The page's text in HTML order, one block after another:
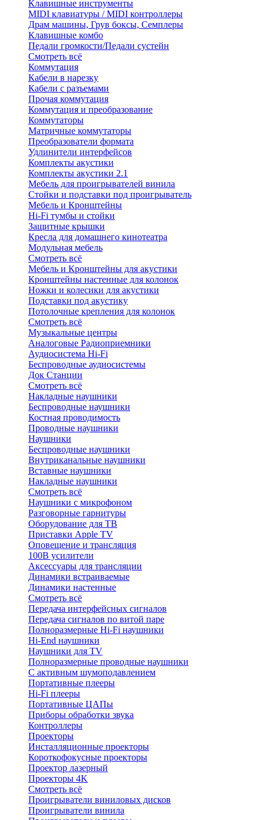
Клавишные инструменты
MIDI клавиатуры / MIDI контроллеры
Драм машины, Грув боксы, Семплеры
Клавишные комбо
Педали громкости/Педали сустейн
Смотреть всё
Коммутация
Кабели в нарезку
Кабели с разъемами
Прочая коммутация
Коммутация и преобразование
Коммутаторы
Матричные коммутаторы
Преобразователи формата
Удлинители интерфейсов
Комплекты акустики
Комплекты акустики 2.1
Мебель для проигрывателей винила
Стойки и подставки под проигрыватель
Мебель и Кронштейны
Hi-Fi тумбы и стойки
Защитные крышки
Кресла для домашнего кинотеатра
Модульная мебель
Смотреть всё
Мебель и Кронштейны для акустики
Кронштейны настенные для колонок
Ножки и колесики для акустики
Подставки под акустику
Потолочные крепления для колонок
Смотреть всё
Музыкальные центры
Аналоговые Радиоприемники
Аудиосистема Hi-Fi
Беспроводные аудиосистемы
Док Станции
Смотреть всё
Накладные наушники
Беспроводные наушники
Костная проводимость
Проводные наушники
Наушники
Беспроводные наушники
Внутриканальные наушники
Вставные наушники
Накладные наушники
Смотреть всё
Наушники с микрофоном
Разговорные гарнитуры
Оборудование для ТВ
Приставки Apple TV
Оповещение и трансляция
100В усилители
Аксессуары для трансляции
Динамики встраиваемые
Динамики настенные
Смотреть всё
Передача интерфейсных сигналов
Передача сигналов по витой паре
Полноразмерные Hi-Fi наушники
Hi-End наушники
Наушники для TV
Полноразмерные проводные наушники
С активным шумоподавлением
Портативные плееры
Hi-Fi плееры
Портативные ЦАПы
Приборы обработки звука
Контроллеры
Проекторы
Инсталляционные проекторы
Короткофокусные проекторы
Проектор лазерный
Проекторы 4K
Смотреть всё
Проигрыватели виниловых дисков
Проигрыватели винила